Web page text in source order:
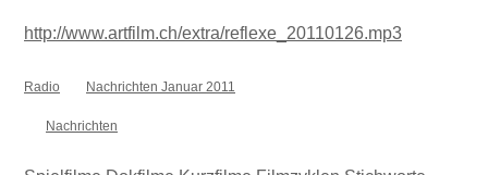
http://www.artfilm.ch/extra/reflexe_20110126.mp3
Radio Nachrichten Januar 2011
Nachrichten